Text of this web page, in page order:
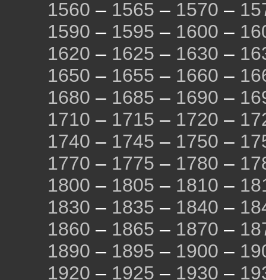
1560 – 1565 – 1570 –
1590 – 1595 – 1600 –
1620 – 1625 – 1630 –
1650 – 1655 – 1660 –
1680 – 1685 – 1690 –
1710 – 1715 – 1720 –
1740 – 1745 – 1750 –
1770 – 1775 – 1780 –
1800 – 1805 – 1810 –
1830 – 1835 – 1840 –
1860 – 1865 – 1870 –
1890 – 1895 – 1900 –
1920 – 1925 – 1930 –